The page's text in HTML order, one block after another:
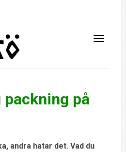
packning på
andra hatar det. Vad du